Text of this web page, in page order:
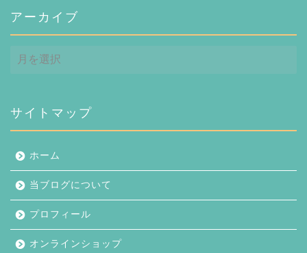
アーカイブ
ー
ブ
サイトマップ
ホーム
当ブログについて
プロフィール
オンラインショップ